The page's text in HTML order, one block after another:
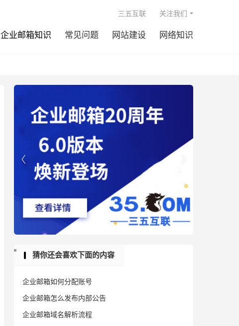
企业邮箱知识 常见问题 网站建设 网络知识
三五互联 关注我们

猜你还会喜欢下面的内容
企业邮箱如何分配账号
企业邮箱怎么发布内部公告
企业邮箱域名解析流程